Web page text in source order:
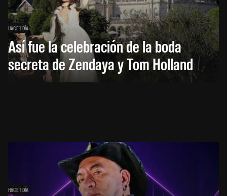
HACE 1 DÍA
Así fue la celebración de la boda
secreta de Zendaya y Tom Holland
HACE 1 DÍA